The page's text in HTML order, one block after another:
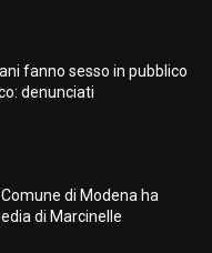
fanno sesso in pubblico
denunciati
di Modena ha
di Marcinelle